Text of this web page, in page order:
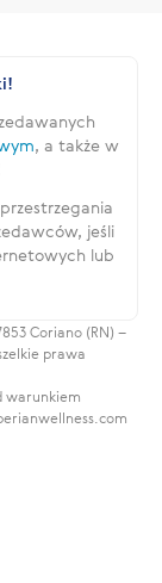
, a także w
jeśli
lub
Coriano (RN) –
prawa
warunkiem